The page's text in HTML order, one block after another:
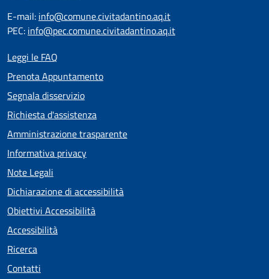
E-mail: info@comune.civitadantino.aq.it
PEC: info@pec.comune.civitadantino.aq.it
Leggi le FAQ
Prenota Appuntamento
Segnala disservizio
Richiesta d'assistenza
Amministrazione trasparente
Informativa privacy
Note Legali
Dichiarazione di accessibilità
Obiettivi Accessibilità
Accessibilità
Ricerca
Contatti